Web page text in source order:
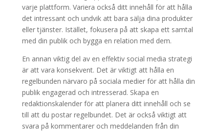
varje plattform. Variera också ditt innehåll för att hålla
det intressant och undvik att bara sälja dina produkter
eller tjänster. Istället, fokusera på att skapa ett samtal
med din publik och bygga en relation med dem.
En annan viktig del av en effektiv social media strategi
är att vara konsekvent. Det är viktigt att hålla en
regelbunden närvaro på sociala medier för att hålla din
publik engagerad och intresserad. Skapa en
redaktionskalender för att planera ditt innehåll och se
till att du postar regelbundet. Det är också viktigt att
svara på kommentarer och meddelanden från din